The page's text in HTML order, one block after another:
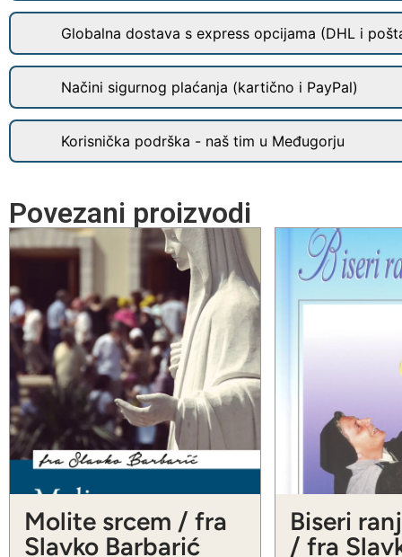
Globalna dostava s express opcijama (DHL i
Načini sigurnog plaćanja (kartično i PayPal)
Korisnička podrška - naš tim u Međugorju
Povezani proizvodi
Molite srcem / fra
Slavko Barbarić
Biseri
/ fra